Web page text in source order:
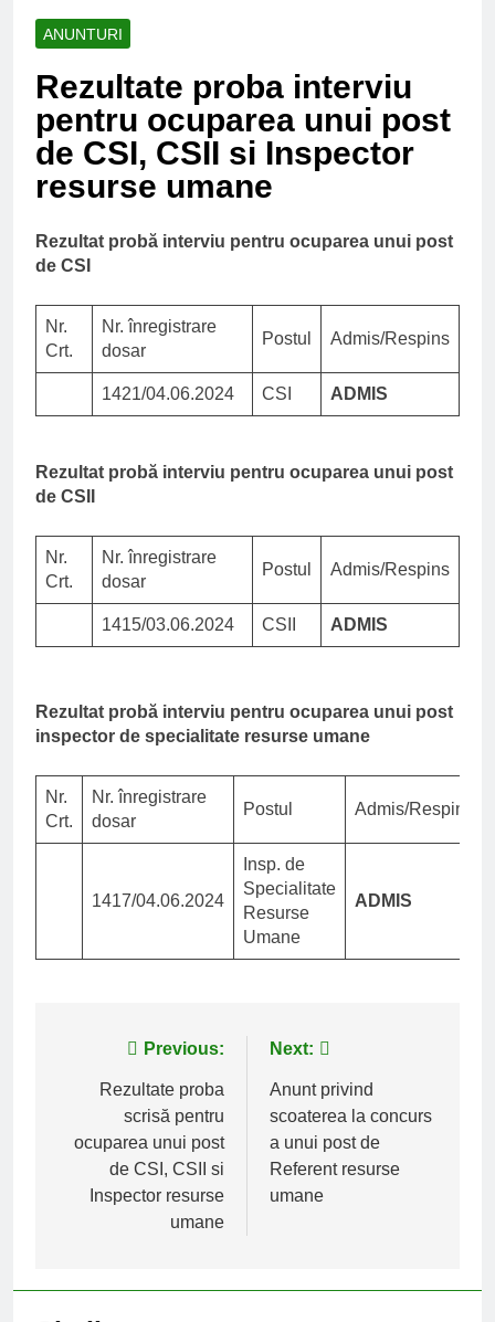
ANUNTURI
Rezultate proba interviu
pentru ocuparea unui post
de CSI, CSII si Inspector
resurse umane
Rezultat probă interviu pentru ocuparea unui post
de CSI
Nr.
Crt.
Nr. înregistrare
dosar
Postul Admis/Respins
1421/04.06.2024 CSI ADMIS
Rezultat probă interviu pentru ocuparea unui post
de CSII
Nr.
Crt.
Nr. înregistrare
dosar
Postul Admis/Respins
1415/03.06.2024 CSII ADMIS
Rezultat probă interviu pentru ocuparea unui post
inspector de specialitate resurse umane
Nr.
Crt.
Nr. înregistrare
dosar
Postul Admis/Respins
1417/04.06.2024
Insp. de
Specialitate
Resurse
Umane
ADMIS
navigation
Previous:
Rezultate proba
scrisă pentru
ocuparea unui post
de CSI, CSII si
Inspector resurse
umane
Next:
Anunt privind
scoaterea la concurs
a unui post de
Referent resurse
umane